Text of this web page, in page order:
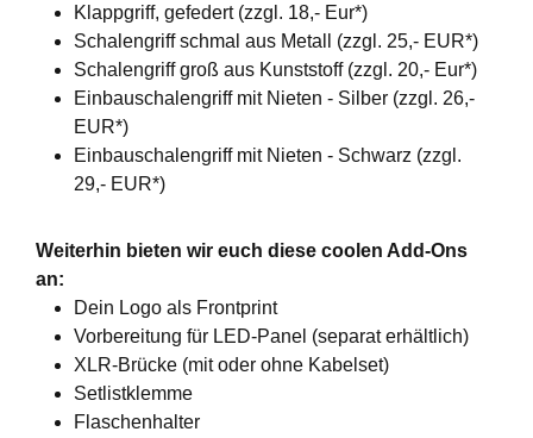
Klappgriff, gefedert (zzgl. 18,- Eur*)
Schalengriff schmal aus Metall (zzgl. 25,- EUR*)
Schalengriff groß aus Kunststoff (zzgl. 20,- Eur*)
Einbauschalengriff mit Nieten - Silber (zzgl. 26,-
EUR*)
Einbauschalengriff mit Nieten - Schwarz (zzgl.
29,- EUR*)
Weiterhin bieten wir euch diese coolen Add-Ons
an:
Dein Logo als Frontprint
Vorbereitung für LED-Panel (separat erhältlich)
XLR-Brücke (mit oder ohne Kabelset)
Setlistklemme
Flaschenhalter